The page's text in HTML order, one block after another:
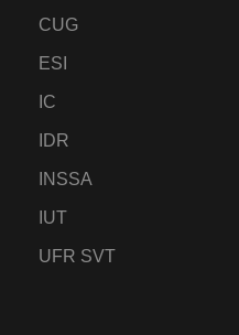
CUG
ESI
IC
IDR
INSSA
IUT
UFR SVT